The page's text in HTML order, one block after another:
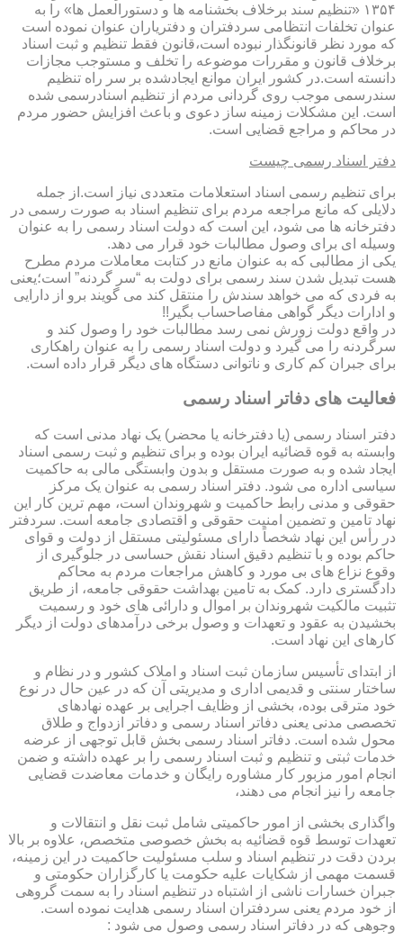
۱۳۵۴ «تنظیم سند برخلاف بخشنامه ها و دستورالعمل ها» را به
عنوان تخلفات انتظامی سردفتران و دفتریاران عنوان نموده است
که مورد نظر قانونگذار نبوده است،قانون فقط تنظیم و ثبت اسناد
برخلاف قانون و مقررات موضوعه را تخلف و مستوجب مجازات
دانسته است.در کشور ایران موانع ایجادشده بر سر راه تنظیم
سندرسمی موجب روی گردانی مردم از تنظیم اسنادرسمی شده
است. این مشکلات زمینه ساز دعوی و باعث افزایش حضور مردم
در محاکم و مراجع قضایی است.
دفتر اسناد رسمی چیست
برای تنظیم رسمی اسناد استعلامات متعددی نیاز است.از جمله
دلایلی که مانع مراجعه مردم برای تنظیم اسناد به صورت رسمی در
دفترخانه ها می شود، این است که دولت اسناد رسمی را به عنوان
وسیله ای برای وصول مطالبات خود قرار می دهد.
یکی از مطالبی که به عنوان مانع در کتابت معاملات مردم مطرح
هست تبدیل شدن سند رسمی برای دولت به “سر گردنه” است؛یعنی
به فردی که می خواهد سندش را منتقل کند می گویند برو از دارایی
و ادارات دیگر گواهی مفاصاحساب بگیر!!
در واقع دولت زورش نمی رسد مطالبات خود را وصول کند و
سرگردنه را می گیرد و دولت اسناد رسمی را به عنوان راهکاری
برای جبران کم کاری و ناتوانی دستگاه های دیگر قرار داده است.
فعالیت های دفاتر اسناد رسمی
دفتر اسناد رسمی (یا دفترخانه یا محضر) یک نهاد مدنی است که
وابسته به قوه قضائیه ایران بوده و برای تنظیم و ثبت رسمی اسناد
ایجاد شده و به صورت مستقل و بدون وابستگی مالی به حاکمیت
سیاسی اداره می شود. دفتر اسناد رسمی به عنوان یک مرکز
حقوقی و مدنی رابط حاکمیت و شهروندان است، مهم ترین کار این
نهاد تامین و تضمین امنیت حقوقی و اقتصادی جامعه است. سردفتر
در رأس این نهاد شخصاً دارای مسئولیتی مستقل از دولت و قوای
حاکم بوده و با تنظیم دقیق اسناد نقش حساسی در جلوگیری از
وقوع نزاع های بی مورد و کاهش مراجعات مردم به محاکم
دادگستری دارد. کمک به تامین بهداشت حقوقی جامعه، از طریق
تثبیت مالکیت شهروندان بر اموال و دارائی های خود و رسمیت
بخشیدن به عقود و تعهدات و وصول برخی درآمدهای دولت از دیگر
کارهای این نهاد است.
از ابتدای تأسیس سازمان ثبت اسناد و املاک کشور و در نظام و
ساختار سنتی و قدیمی اداری و مدیریتی آن که در عین حال در نوع
خود مترقی بوده، بخشی از وظایف اجرایی بر عهده نهادهای
تخصصی مدنی یعنی دفاتر اسناد رسمی و دفاتر ازدواج و طلاق
محول شده است. دفاتر اسناد رسمی بخش قابل توجهی از عرضه
خدمات ثبتی و تنظیم و ثبت اسناد رسمی را بر عهده داشته و ضمن
انجام امور مزبور کار مشاوره رایگان و خدمات معاضدت قضایی
جامعه را نیز انجام می دهند،
واگذاری بخشی از امور حاکمیتی شامل ثبت نقل و انتقالات و
تعهدات توسط قوه قضائیه به بخش خصوصی متخصص، علاوه بر بالا
بردن دقت در تنظیم اسناد و سلب مسئولیت حاکمیت در این زمینه،
قسمت مهمی از شکایات علیه حکومت یا کارگزاران حکومتی و
جبران خسارات ناشی از اشتباه در تنظیم اسناد را به سمت گروهی
از خود مردم یعنی سردفتران اسناد رسمی هدایت نموده است.
وجوهی که در دفاتر اسناد رسمی وصول می شود :